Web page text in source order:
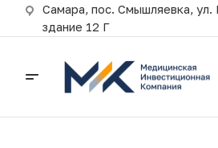
Самара, пос. Смышляевка, ул.
здание 12 Г